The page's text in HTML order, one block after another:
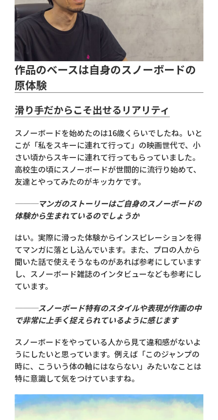
作品のベースは自身のスノーボードの
原体験
滑り手だからこそ出せるリアリティ
スノーボードを始めたのは16歳くらいでしたね。いと
こが「私をスキーに連れて行って」の映画世代で、小
さい頃からスキーに連れて行ってもらっていました。
高校生の頃にスノーボードが世間的に流行り始めて、
友達とやってみたのがキッカケです。
───マンガのストーリーはご自身のスノーボードの
体験から生まれているのでしょうか
はい。実際に滑った体験からインスピレーションを得
てマンガに落とし込んでいます。また、プロの人から
聞いた話で使えそうなものがあれば参考にしています
し、スノーボード雑誌のインタビューなども参考にし
ています。
───スノーボード特有のスタイルや表現が作画の中
で非常に上手く捉えられているように感じます
スノーボードをやっている人から見て違和感がないよ
うにしたいと思っています。例えば「このジャンプの
時に、こういう体の軸にはならない」みたいなことは
特に意識して気をつけていますね。